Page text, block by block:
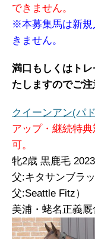
できません。
※本募集馬は新規
きません。
満口もしくはト
たしますのでご注
クイーンアン(パ
アップ・継続特
可。
牝2歳 黒鹿毛
父:キタサンブラ
父:Seattle Fitz）
美浦・蛯名正義厩